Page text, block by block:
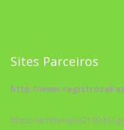
Sites Parceiros
http://
https://